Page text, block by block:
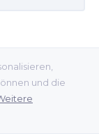
und die